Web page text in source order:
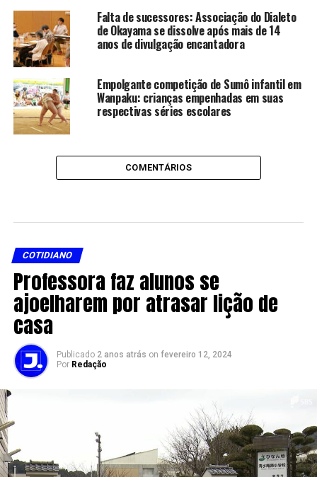
Falta de sucessores: Associação do Dialeto
de Okayama se dissolve após mais de 14
anos de divulgação encantadora
Empolgante competição de Sumô infantil em
Wanpaku: crianças empenhadas em suas
respectivas séries escolares
COMENTÁRIOS
COTIDIANO
Professora faz alunos se
ajoelharem por atrasar lição de
casa
Publicado 2 anos atrás on fevereiro 12, 2024
Por Redação